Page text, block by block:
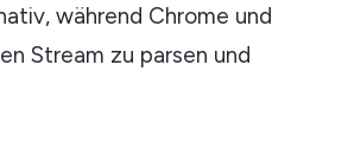
während Chrome und
Stream zu parsen und